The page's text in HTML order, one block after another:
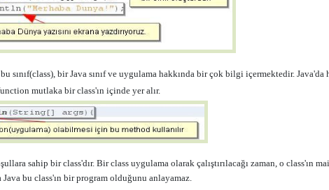
sınıf(class), bir Java sınıf ve uygulama hakkında bir çok bilgi içermektedir.
mutlaka bir class'ın içinde yer alır.
sahip bir class'dır.Bir class uygulama olarak çalıştırılacağı zaman, o class'ın
bu class'ın bir program olduğunu anlayamaz.